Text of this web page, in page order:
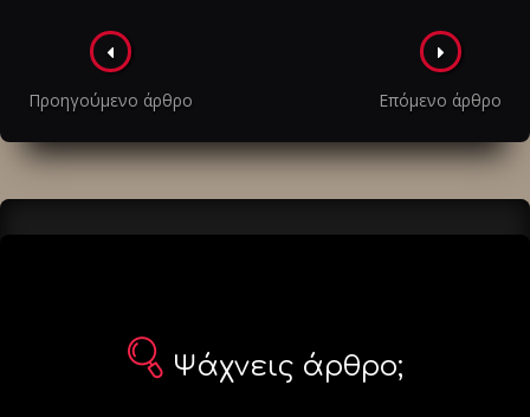
Πλοήγηση
στα
άρθρα
Προηγούμενο άρθρο Επόμενο άρθρο
Ψάχνεις άρθρο;